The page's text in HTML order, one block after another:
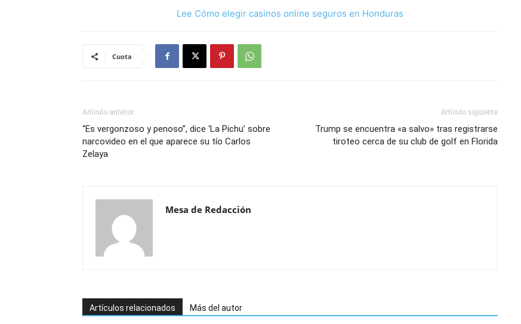
Lee Cómo elegir casinos online seguros en Honduras
Cuota
Artículo anterior
“Es vergonzoso y penoso”, dice ‘La Pichu’ sobre
narcovideo en el que aparece su tío Carlos
Zelaya
Artículo siguiente
Trump se encuentra «a salvo» tras registrarse
tiroteo cerca de su club de golf en Florida
Mesa de Redacción
Artículos relacionados Más del autor